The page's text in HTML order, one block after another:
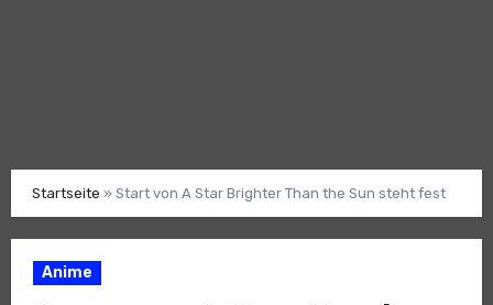
Startseite » Start von A Star Brighter Than the Sun steht fest
Anime